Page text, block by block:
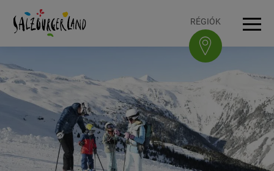
A tartalomhozAccesskey
[0]
A navigációhozAccesskey
[1]
Az oldal tetejéreAccesskey
[2]
A lábléchezAccesskey
[3] RÉGIÓK